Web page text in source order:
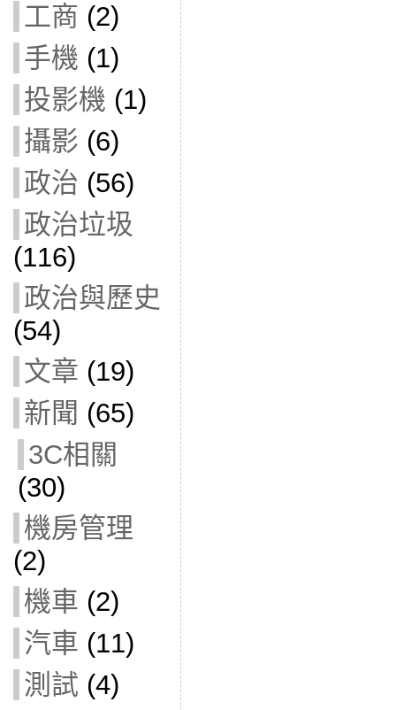
工商 (2)
手機 (1)
投影機 (1)
攝影 (6)
政治 (56)
政治垃圾
(116)
政治與歷史
(54)
文章 (19)
新聞 (65)
3C相關
(30)
機房管理
(2)
機車 (2)
汽車 (11)
測試 (4)